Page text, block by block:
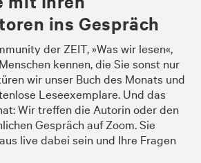
ins Gespräch
der ZEIT, »Was wir lesen«,
kennen, die Sie sonst nur
wir unser Buch des Monats und
Leseexemplare. Und das
Wir treffen die Autorin oder den
Gespräch auf Zoom. Sie
live dabei sein und Ihre Fragen